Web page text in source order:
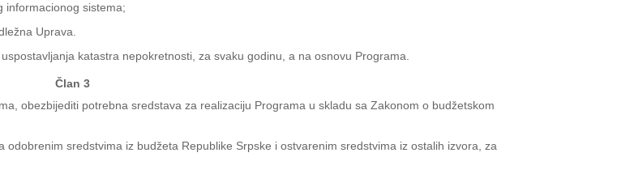
informacionog sistema;
Uprava.
katastra nepokretnosti, za svaku godinu, a na osnovu Programa.
Član 3
obezbijediti potrebna sredstava za realizaciju Programa u skladu sa Zakonom o budžetskom
sredstvima iz budžeta Republike Srpske i ostvarenim sredstvima iz ostalih izvora, za